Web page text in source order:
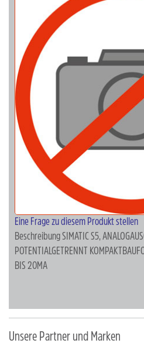
Eine Frage zu diesem Produkt stellen
BeschreibungSIMATIC S5,
POTENTIALGETRENNT
BIS 20MA
Unsere Partner und Marken